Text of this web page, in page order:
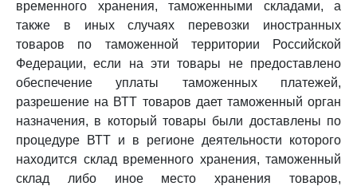
временного хранения, таможенными складами, а
также в иных случаях перевозки иностранных
товаров по таможенной территории Российской
Федерации, если на эти товары не предоставлено
обеспечение уплаты таможенных платежей,
разрешение на ВТТ товаров дает таможенный орган
назначения, в который товары были доставлены по
процедуре ВТТ и в регионе деятельности которого
находится склад временного хранения, таможенный
склад либо иное место хранения товаров,